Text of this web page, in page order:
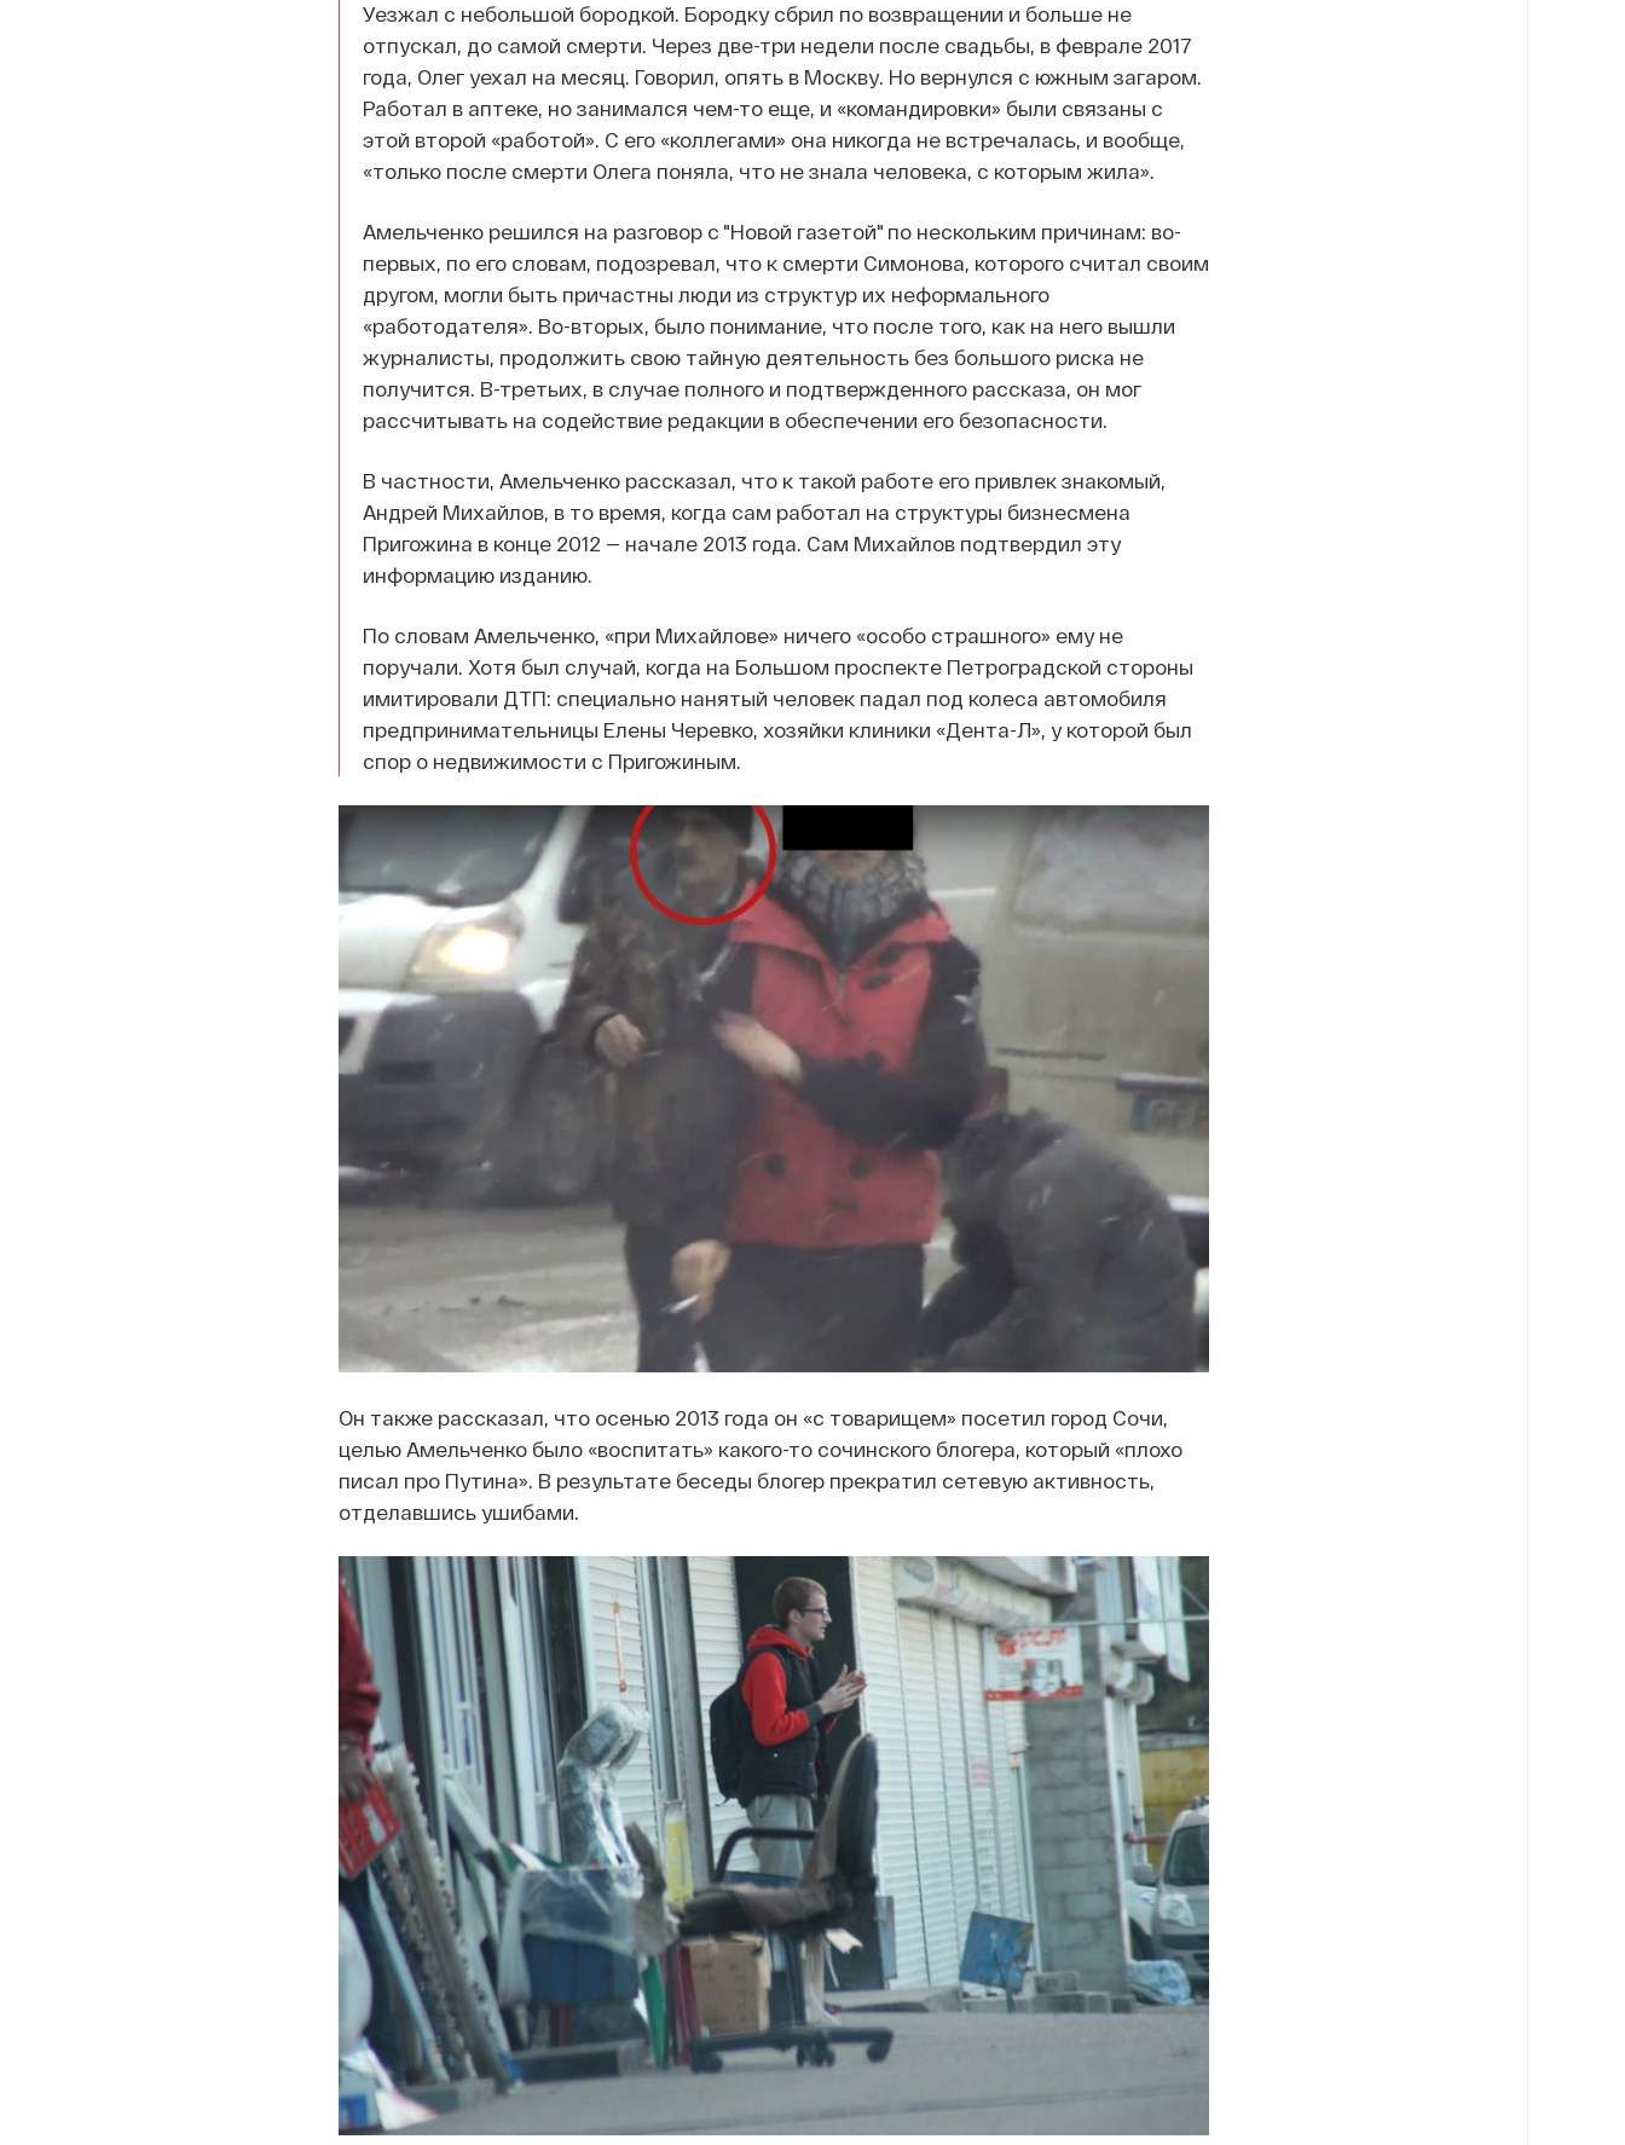
Уезжал с небольшой бородкой. Бородку сбрил по возвращении и больше не
отпускал, до самой смерти. Через две-три недели после свадьбы, в феврале 2017
года, Олег уехал на месяц. Говорил, опять в Москву. Но вернулся с южным загаром.
Работал в аптеке, но занимался чем-то еще, и «командировки» были связаны с
этой второй «работой». С его «коллегами» она никогда не встречалась, и вообще,
«только после смерти Олега поняла, что не знала человека, с которым жила».
Амельченко решился на разговор с "Новой газетой" по нескольким причинам: во-
первых, по его словам, подозревал, что к смерти Симонова, которого считал своим
другом, могли быть причастны люди из структур их неформального
«работодателя». Во-вторых, было понимание, что после того, как на него вышли
журналисты, продолжить свою тайную деятельность без большого риска не
получится. В-третьих, в случае полного и подтвержденного рассказа, он мог
рассчитывать на содействие редакции в обеспечении его безопасности.
В частности, Амельченко рассказал, что к такой работе его привлек знакомый,
Андрей Михайлов, в то время, когда сам работал на структуры бизнесмена
Пригожина в конце 2012 — начале 2013 года. Сам Михайлов подтвердил эту
информацию изданию.
По словам Амельченко, «при Михайлове» ничего «особо страшного» ему не
поручали. Хотя был случай, когда на Большом проспекте Петроградской стороны
имитировали ДТП: специально нанятый человек падал под колеса автомобиля
предпринимательницы Елены Черевко, хозяйки клиники «Дента-Л», у которой был
спор о недвижимости с Пригожиным.
Он также рассказал, что осенью 2013 года он «с товарищем» посетил город Сочи,
целью Амельченко было «воспитать» какого-то сочинского блогера, который «плохо
писал про Путина». В результате беседы блогер прекратил сетевую активность,
отделавшись ушибами.